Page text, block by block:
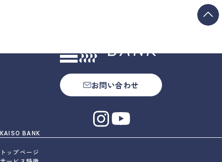
お問い合わせ
KAISO BANK
トップページ